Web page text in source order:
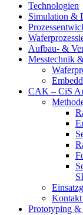
Technologien
Simulation &
Aufbau- &
Messtechnik
CAK – CiS
Prototyping &